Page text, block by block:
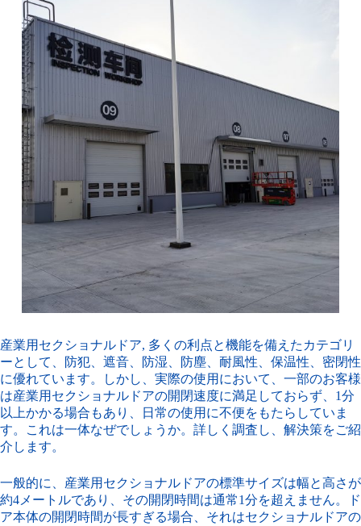
産業用セクショナルドア, 多くの利点と機能を備えたカテゴリ
ーとして、防犯、遮音、防湿、防塵、耐風性、保温性、密閉性
に優れています。しかし、実際の使用において、一部のお客様
は産業用セクショナルドアの開閉速度に満足しておらず、1分
以上かかる場合もあり、日常の使用に不便をもたらしていま
す。これは一体なぜでしょうか。詳しく調査し、解決策をご紹
介します。
一般的に、産業用セクショナルドアの標準サイズは幅と高さが
約4メートルであり、その開閉時間は通常1分を超えません。ド
ア本体の開閉時間が長すぎる場合、それはセクショナルドアの